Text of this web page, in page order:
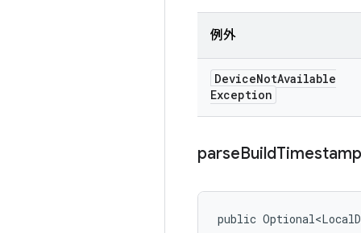
例外
DeviceNotAvailable
Exception
parseBuildTimestamp
public